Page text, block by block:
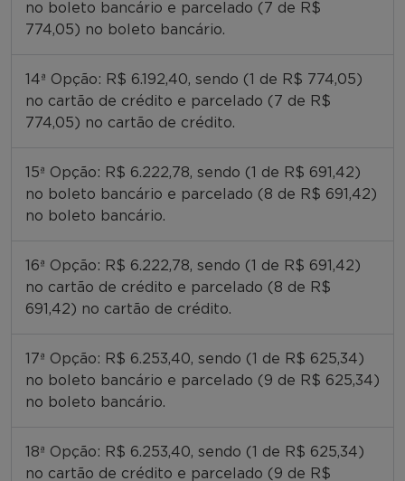
no boleto bancário e parcelado (7 de R$
774,05) no boleto bancário.
14ª Opção: R$ 6.192,40, sendo (1 de R$ 774,05)
no cartão de crédito e parcelado (7 de R$
774,05) no cartão de crédito.
15ª Opção: R$ 6.222,78, sendo (1 de R$ 691,42)
no boleto bancário e parcelado (8 de R$ 691,42)
no boleto bancário.
16ª Opção: R$ 6.222,78, sendo (1 de R$ 691,42)
no cartão de crédito e parcelado (8 de R$
691,42) no cartão de crédito.
17ª Opção: R$ 6.253,40, sendo (1 de R$ 625,34)
no boleto bancário e parcelado (9 de R$ 625,34)
no boleto bancário.
18ª Opção: R$ 6.253,40, sendo (1 de R$ 625,34)
no cartão de crédito e parcelado (9 de R$